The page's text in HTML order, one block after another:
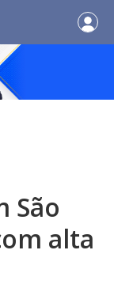
São
alta